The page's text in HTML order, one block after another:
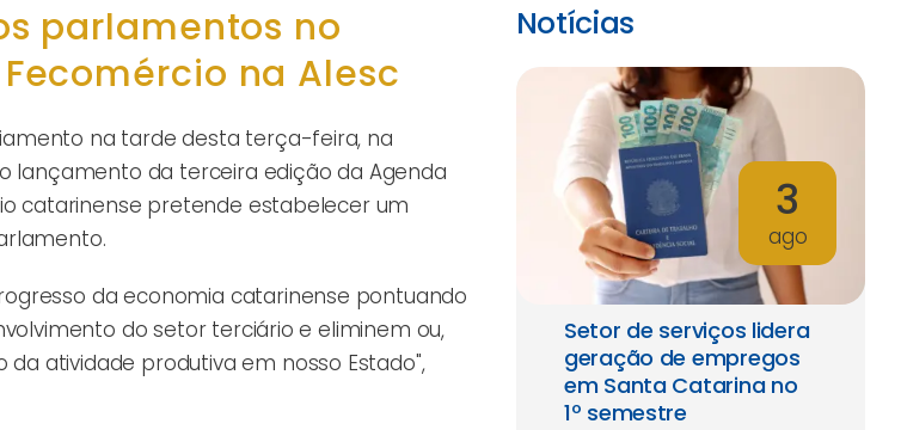
parlamentos no
na Alesc
na tarde desta terça-feira, na
lançamento da terceira edição da Agenda
catarinense pretende estabelecer um
da economia catarinense pontuando
do setor terciário e eliminem ou,
atividade produtiva em nosso Estado",
Notícias
3
ago
Setor de serviços lidera
geração de empregos
em Santa Catarina no
1º semestre